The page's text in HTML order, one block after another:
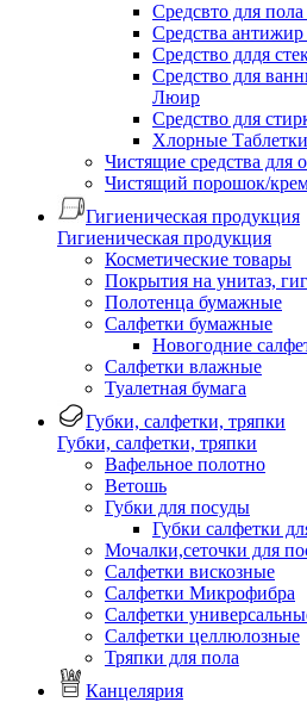
Средсвто для
Средства
Средство длдя
Средство для
Люир
Средство для
Хлорные
Чистящие средства для
Чистящий порошок/
Гигиеническая продукция
Гигиеническая продукция
Косметические товары
Покрытия на унитаз,
Полотенца бумажные
Салфетки бумажные
Новогодние
Салфетки влажные
Туалетная бумага
Губки, салфетки, тряпки
Губки, салфетки, тряпки
Вафельное полотно
Ветошь
Губки для посуды
Губки салфетки
Мочалки,сеточки для
Салфетки вискозные
Салфетки Микрофибра
Салфетки
Салфетки целлюлозные
Тряпки для пола
Канцелярия